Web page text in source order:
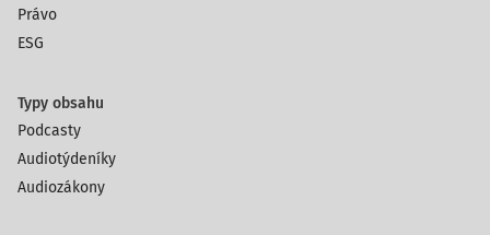
Právo
ESG
Typy obsahu
Podcasty
Audiotýdeníky
Audiozákony